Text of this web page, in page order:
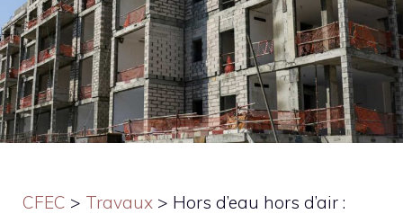
CFEC > Travaux > Hors d’eau hors d’air :